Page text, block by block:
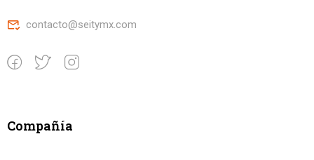
contacto@seitymx.com
Compañía